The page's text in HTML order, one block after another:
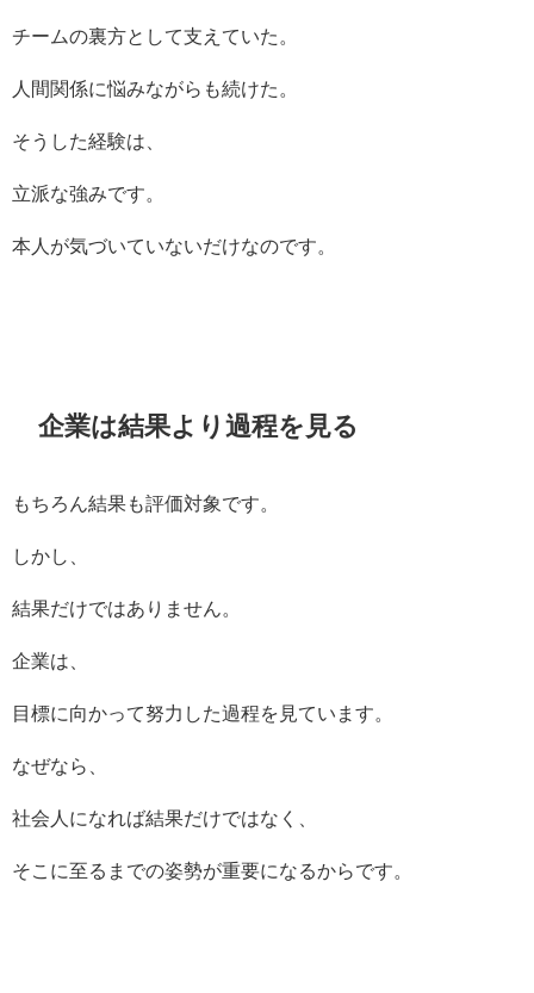
チームの裏方として支えていた。
人間関係に悩みながらも続けた。
そうした経験は、
立派な強みです。
本人が気づいていないだけなのです。
企業は結果より過程を見る
もちろん結果も評価対象です。
しかし、
結果だけではありません。
企業は、
目標に向かって努力した過程を見ています。
なぜなら、
社会人になれば結果だけではなく、
そこに至るまでの姿勢が重要になるからです。